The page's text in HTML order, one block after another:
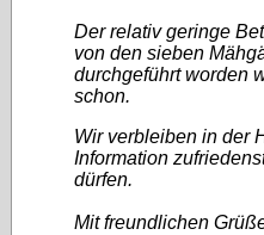
Der relativ geringe
von den sieben
durchgeführt worden
schon.
Wir verbleiben in der
Information
dürfen.
Mit freundlichen